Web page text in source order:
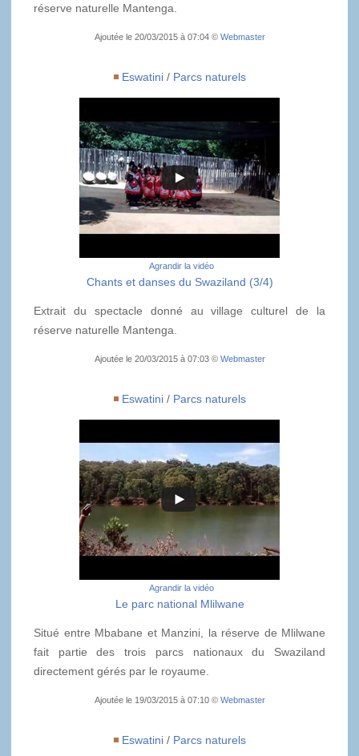
réserve naturelle Mantenga.
Ajoutée le 20/03/2015 à 07:04 © Webmaster
Eswatini/ Parcs naturels
Agrandir la vidéo
Chants et danses du Swaziland (3/4)
Extrait du spectacle donné au village culturel de la
réserve naturelle Mantenga.
Ajoutée le 20/03/2015 à 07:03 © Webmaster
Eswatini/ Parcs naturels
Agrandir la vidéo
Le parc national Mlilwane
Situé entre Mbabane et Manzini, la réserve de Mlilwane
fait partie des trois parcs nationaux du Swaziland
directement gérés par le royaume.
Ajoutée le 19/03/2015 à 07:10 © Webmaster
Eswatini/ Parcs naturels